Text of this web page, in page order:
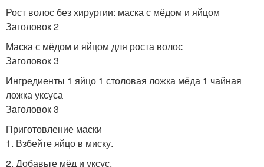
Рост волос без хирургии: маска с мёдом и яйцом
Заголовок 2
Маска с мёдом и яйцом для роста волос
Заголовок 3
Ингредиенты 1 яйцо 1 столовая ложка мёда 1 чайная
ложка уксуса
Заголовок 3
Приготовление маски
1. Взбейте яйцо в миску.
2. Добавьте мёд и уксус.